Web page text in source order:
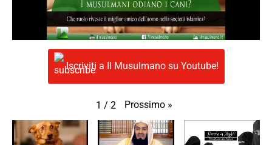
Iscriviti a Il Musulmano su Youtube!
1 / 2 Prossimo »